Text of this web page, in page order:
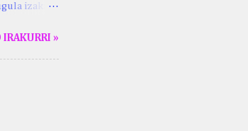
izaki
ebi (euri)
da
IRAKURRI »